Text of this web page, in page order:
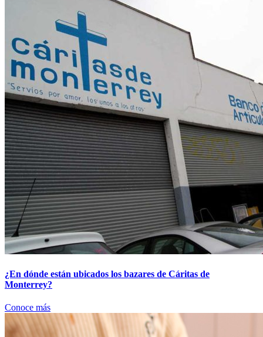
¿En dónde están ubicados los bazares de Cáritas de
Monterrey?
Conoce más